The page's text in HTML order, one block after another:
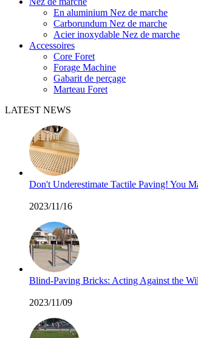
En aluminium Nez de marche
Carborundum Nez de marche
Acier inoxydable Nez de marche
Accessoires
Core Foret
Forage Machine
Gabarit de perçage
Marteau Foret
LATEST NEWS
Don't Underestimate Tactile Paving! You
2023/11/16
Blind-Paving Bricks: Acting Against the
2023/11/09